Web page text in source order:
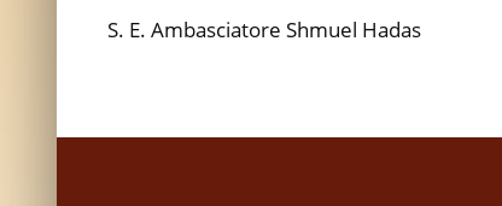
S. E. Ambasciatore Shmuel Hadas